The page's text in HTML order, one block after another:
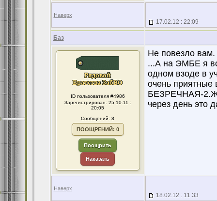
Наверх
17.02.12 : 22:09
Баз
ID пользователя #4986
Зарегистрирован: 25.10.11 :
20:05
Сообщений: 8
ПООЩРЕНИЙ: 0
Поощрить
Наказать
Не повезло вам.
...А на ЭМБЕ я
одном взоде в
очень приятные
БЕЗРЕЧНАЯ-
через день это
Наверх
18.02.12 : 11:33